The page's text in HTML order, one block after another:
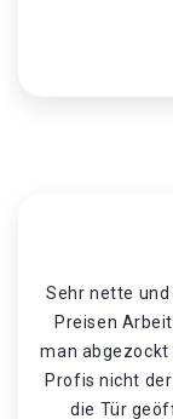
Sehr nette
Preisen
man abgezockt
Profis nicht
die Tür